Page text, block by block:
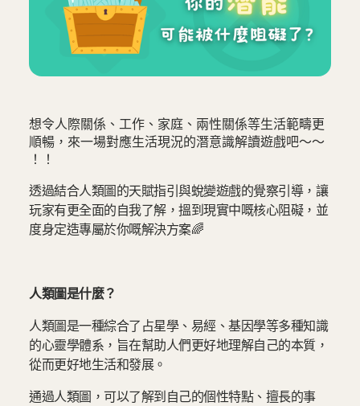
想令人際關係、工作、家庭、兩性關係等生活範疇更
順暢，來一場對應生活現況的潛意識解讀遊戲吧～～
！！
透過結合人類圖的天賦指引與蛻變遊戲的覺察引導，讓
玩家有更全面的自我了解，搵到現實中嘅核心阻礙，並
度身定造專屬於你嘅解決方案🌈
人類圖是什麼？
人類圖是一種綜合了占星學、易經、基因學等多種知識
的心靈學體系，旨在幫助人們更好地理解自己的本質，
從而更好地生活和發展。
通過人類圖，可以了解到自己的個性特點、擅長的事